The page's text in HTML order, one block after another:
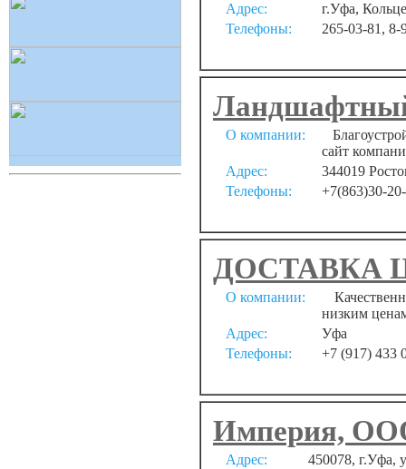
Адрес:
г.Уфа,
Телефоны:
265-03-81, 8-
О компании:
сайт
Адрес:
344019
Телефоны:
+7(863)30-
ДОСТАВКА
О компании:
низким
Адрес:
Уфа
Телефоны:
+7 (917) 433
Империя,
Адрес:
450078, г.Уфа,